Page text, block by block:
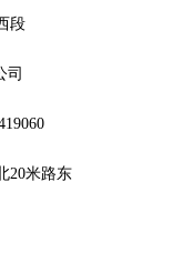
段
司
20米路东